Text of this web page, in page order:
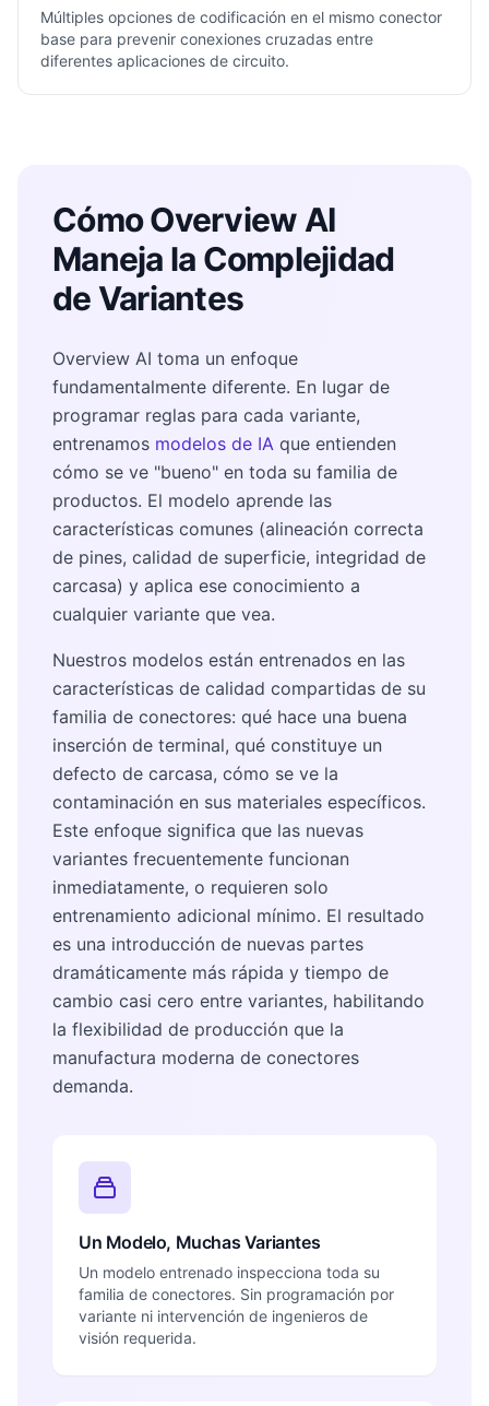
Múltiples opciones de codificación en el mismo conector
base para prevenir conexiones cruzadas entre
diferentes aplicaciones de circuito.
Cómo Overview AI
Maneja la Complejidad
de Variantes
Overview AI toma un enfoque
fundamentalmente diferente. En lugar de
programar reglas para cada variante,
entrenamos modelos de IA que entienden
cómo se ve "bueno" en toda su familia de
productos. El modelo aprende las
características comunes (alineación correcta
de pines, calidad de superficie, integridad de
carcasa) y aplica ese conocimiento a
cualquier variante que vea.
Nuestros modelos están entrenados en las
características de calidad compartidas de su
familia de conectores: qué hace una buena
inserción de terminal, qué constituye un
defecto de carcasa, cómo se ve la
contaminación en sus materiales específicos.
Este enfoque significa que las nuevas
variantes frecuentemente funcionan
inmediatamente, o requieren solo
entrenamiento adicional mínimo. El resultado
es una introducción de nuevas partes
dramáticamente más rápida y tiempo de
cambio casi cero entre variantes, habilitando
la flexibilidad de producción que la
manufactura moderna de conectores
demanda.
Un Modelo, Muchas Variantes
Un modelo entrenado inspecciona toda su
familia de conectores. Sin programación por
variante ni intervención de ingenieros de
visión requerida.